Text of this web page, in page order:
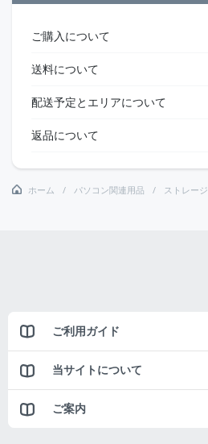
ご購入について
送料について
配送予定とエリアについて
返品について
ホーム パソコン関連用品 ストレージ
ご利用ガイド
当サイトについて
ご案内